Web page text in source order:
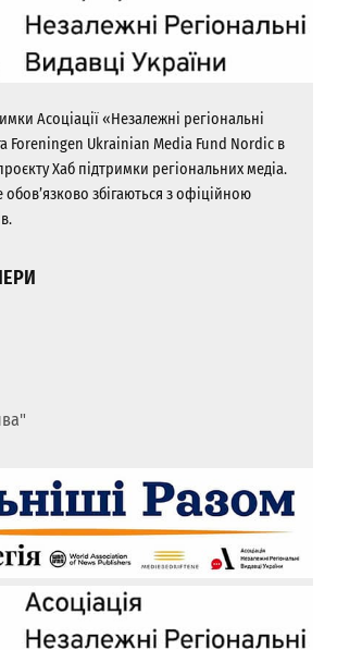
Асоціації «Незалежні регіональні
Foreningen Ukrainian Media Fund Nordic в
Хаб підтримки регіональних медіа.
обов’язково збігаються з офіційною